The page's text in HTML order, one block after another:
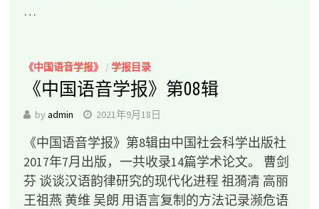
…
《中国语音学报》 / 学报目录
《中国语音学报》第08辑
by admin 2021年9月18日
《中国语音学报》第8辑由中国社会科学出版社
2017年7月出版，一共收录14篇学术论文。 曹剑
芬 谈谈汉语韵律研究的现代化进程 祖漪清 高丽
王祖燕 黄维 吴朗 用语言复制的方法记录濒危语